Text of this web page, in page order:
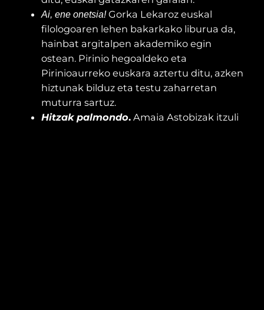
Ai, ene onetsia!Gorka Lekaroz euskal
filologoaren lehen bakarkako liburua da,
hainbat argitalpen akademiko egin
ostean. Pirinio hegoaldeko eta
Pirinioaurreko euskara aztertu ditu, azken
hiztunak bilduz eta testu zaharretan
muturra sartuz.
Hitzak palmondo. Amaia Astobizak itzuli